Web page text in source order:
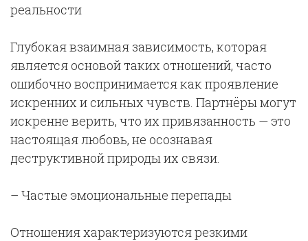
реальности
Глубокая взаимная зависимость, которая
является основой таких отношений, часто
ошибочно воспринимается как проявление
искренних и сильных чувств. Партнёры могут
искренне верить, что их привязанность — это
настоящая любовь, не осознавая
деструктивной природы их связи.
– Частые эмоциональные перепады
Отношения характеризуются резкими